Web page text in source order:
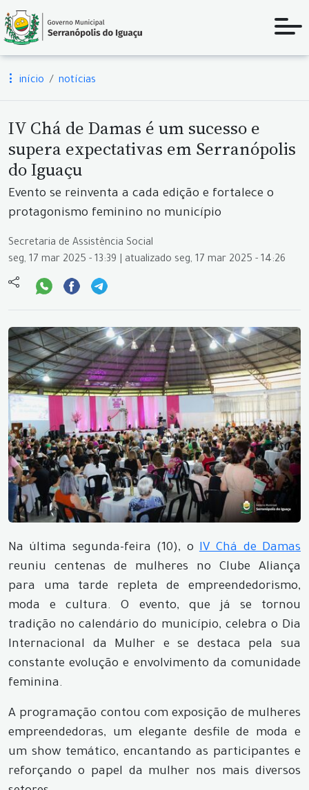
início notícias
IV Chá de Damas é um sucesso e
supera expectativas em Serranópolis
do Iguaçu
Evento se reinventa a cada edição e fortalece o
protagonismo feminino no município
Secretaria de Assistência Social
seg, 17 mar 2025 - 13:39 | atualizado seg, 17 mar 2025 - 14:26
Na última segunda-feira (10), oIV Chá de Damas
reuniu centenas de mulheres no Clube Aliança
para uma tarde repleta de empreendedorismo,
moda e cultura. O evento, que já se tornou
tradição no calendário do município, celebra o Dia
Internacional da Mulher e se destaca pela sua
constante evolução e envolvimento da comunidade
feminina.
A programação contou com exposição de mulheres
empreendedoras, um elegante desfile de moda e
um show temático, encantando as participantes e
reforçando o papel da mulher nos mais diversos